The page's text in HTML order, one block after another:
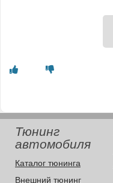
Тюнинг
автомобиля
Каталог тюнинга
Внешний тюнинг